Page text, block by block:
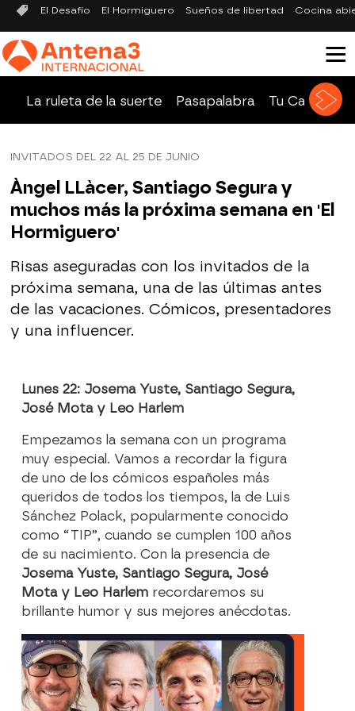
El Desafío El Hormiguero Sueños de libertad Cocina
La ruleta de la suerte Pasapalabra Tu Cara Me
INVITADOS DEL 22 AL 25 DE JUNIO
Àngel LLàcer, Santiago Segura y
muchos más la próxima semana en 'El
Hormiguero'
Risas aseguradas con los invitados de la
próxima semana, una de las últimas antes
de las vacaciones. Cómicos, presentadores
y una influencer.
Lunes 22: Josema Yuste, Santiago Segura,
José Mota y Leo Harlem
Empezamos la semana con un programa
muy especial. Vamos a recordar la figura
de uno de los cómicos españoles más
queridos de todos los tiempos, la de Luis
Sánchez Polack, popularmente conocido
como “TIP”, cuando se cumplen 100 años
de su nacimiento. Con la presencia de
Josema Yuste, Santiago Segura, José
Mota y Leo Harlem recordaremos su
brillante humor y sus mejores anécdotas.